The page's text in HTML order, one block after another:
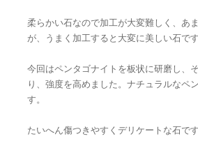
柔らかい石なので加工が大変難しく、あ
が、うまく加工すると大変に美しい石です
今回はペンタゴナイトを板状に研磨し、
り、強度を高めました。ナチュラルなペ
す。
たいへん傷つきやすくデリケートな石で